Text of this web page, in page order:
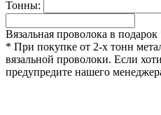
Тонны:
Вязальная проволока в подарок
* При покупке от 2-х тонн
вязальной проволоки. Если
предупредите нашего